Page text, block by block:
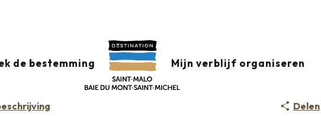
de bestemming Mijn verblijf organiseren
Delen